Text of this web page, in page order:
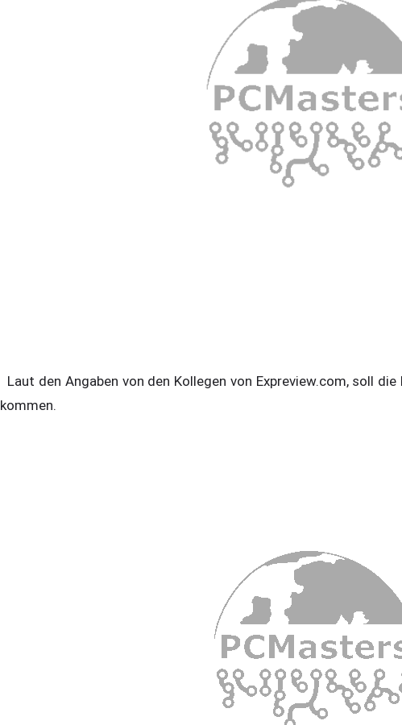
Laut den Angaben von den Kollegen von Expreview.com, soll
kommen.